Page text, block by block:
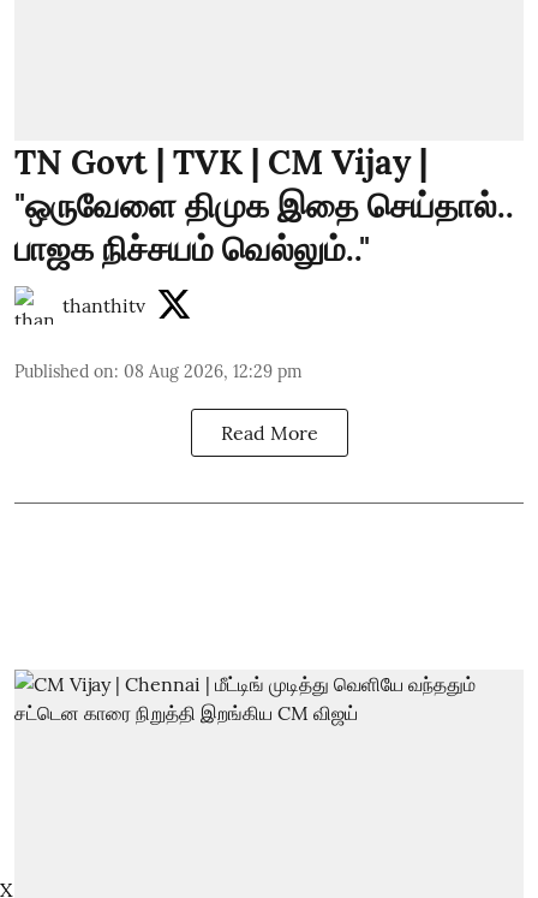
TN Govt | TVK | CM Vijay |
"ஒருவேளை திமுக இதை செய்தால்..
பாஜக நிச்சயம் வெல்லும்.."
thanthitv
Published on: 08 Aug 2026, 12:29 pm
Read More
X